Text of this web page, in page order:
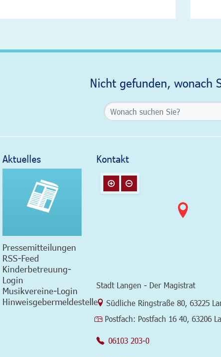
Nicht gefunden, wonach
Aktuelles
Pressemitteilungen
RSS-Feed
Kinderbetreuung-
Login
Musikvereine-Login
Hinweisgebermeldestelle
Kontakt
Stadt Langen - Der Magistrat
Link zur Google-Maps Navigation
Südliche Ringstraße 80, 63225
Postfach: Postfach 16 40, 63206
06103 203-0